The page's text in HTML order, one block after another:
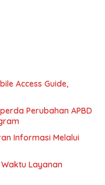
Access Guide,
Perubahan APBD
Informasi Melalui
Layanan